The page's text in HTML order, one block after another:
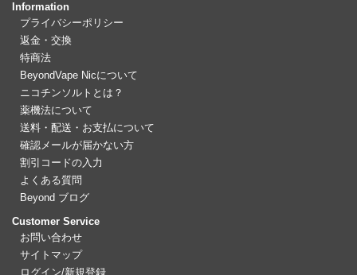
Information
プライバシーポリシー
返金・交換
特商法
BeyondVape Nicについて
ニコチンソルトとは？
薬機法について
送料・配送・お支払について
確認メールが届かない方
割引コードの入力
よくある質問
Beyond ブログ
Customer Service
お問い合わせ
サイトマップ
ログイン/新規登録